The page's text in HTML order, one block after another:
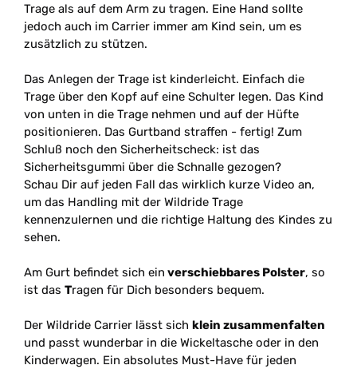
Trage als auf dem Arm zu tragen. Eine Hand sollte
jedoch auch im Carrier immer am Kind sein, um es
zusätzlich zu stützen.
Das Anlegen der Trage ist kinderleicht. Einfach die
Trage über den Kopf auf eine Schulter legen. Das Kind
von unten in die Trage nehmen und auf der Hüfte
positionieren. Das Gurtband straffen - fertig! Zum
Schluß noch den Sicherheitscheck: ist das
Sicherheitsgummi über die Schnalle gezogen?
Schau Dir auf jeden Fall das wirklich kurze Video an,
um das Handling mit der Wildride Trage
kennenzulernen und die richtige Haltung des Kindes zu
sehen.
Am Gurt befindet sich ein verschiebbares Polster, so
ist das Tragen für Dich besonders bequem.
Der Wildride Carrier lässt sich klein zusammenfalten
und passt wunderbar in die Wickeltasche oder in den
Kinderwagen. Ein absolutes Must-Have für jeden